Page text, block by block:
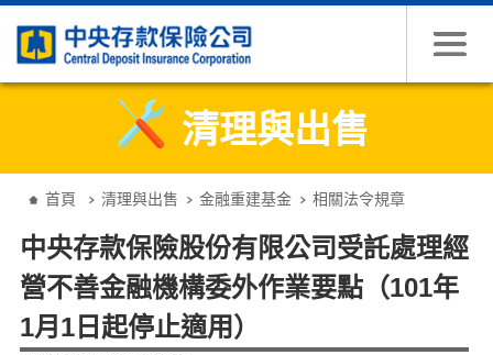
清理與出售
首頁 清理與出售 金融重建基金 相關法令規章
中央存款保險股份有限公司受託處理經
營不善金融機構委外作業要點（101年
1月1日起停止適用）